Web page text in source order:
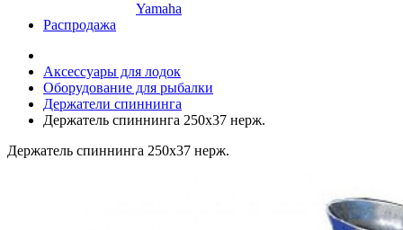
Yamaha
Распродажа
Аксессуары для лодок
Оборудование для рыбалки
Держатели спиннинга
Держатель спиннинга 250х37 нерж.
Держатель спиннинга 250х37 нерж.